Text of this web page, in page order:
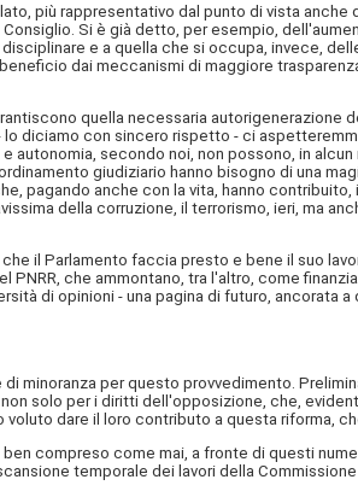
più rappresentativo dal punto di vista
Si è già detto, per esempio,
e a quella che si occupa, invece,
dai meccanismi di maggiore
quella necessaria autorigenerazione
diciamo con sincero rispetto - ci
secondo noi, non possono, in
giudiziario hanno bisogno di una
pagando anche con la vita, hanno
della corruzione, il terrorismo, ieri, ma
il Parlamento faccia presto e bene il suo
che ammontano, tra l'altro, come
di opinioni - una pagina di futuro, ancorata
minoranza per questo provvedimento.
solo per i diritti dell'opposizione, che,
dare il loro contributo a questa riforma,
compreso come mai, a fronte di questi
temporale dei lavori della